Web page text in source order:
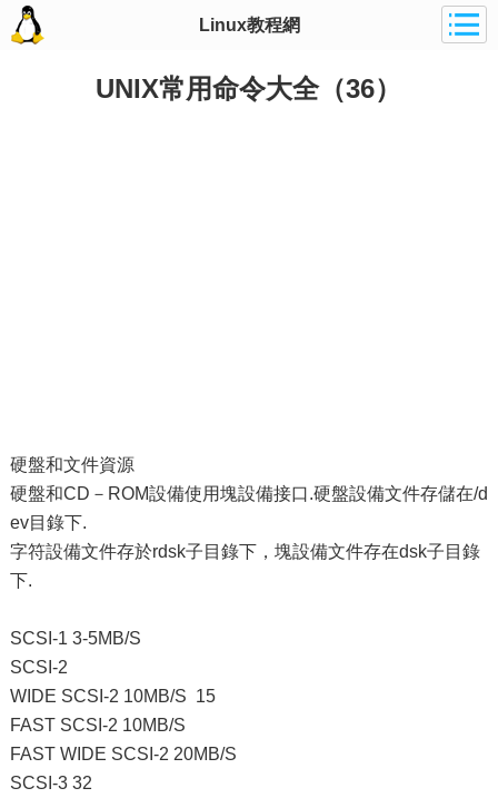
Linux教程網
UNIX常用命令大全（36）
硬盤和文件資源
硬盤和CD－ROM設備使用塊設備接口.硬盤設備文件存儲在/d
ev目錄下.
字符設備文件存於rdsk子目錄下，塊設備文件存在dsk子目錄
下.
SCSI-1 3-5MB/S
SCSI-2
WIDE SCSI-2 10MB/S 15
FAST SCSI-2 10MB/S
FAST WIDE SCSI-2 20MB/S
SCSI-3 32